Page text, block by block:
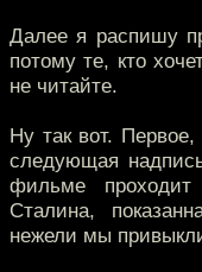
Далее я распишу
потому те, кто
не читайте.
Ну так вот. Первое,
следующая
фильме
Сталина,
нежели мы